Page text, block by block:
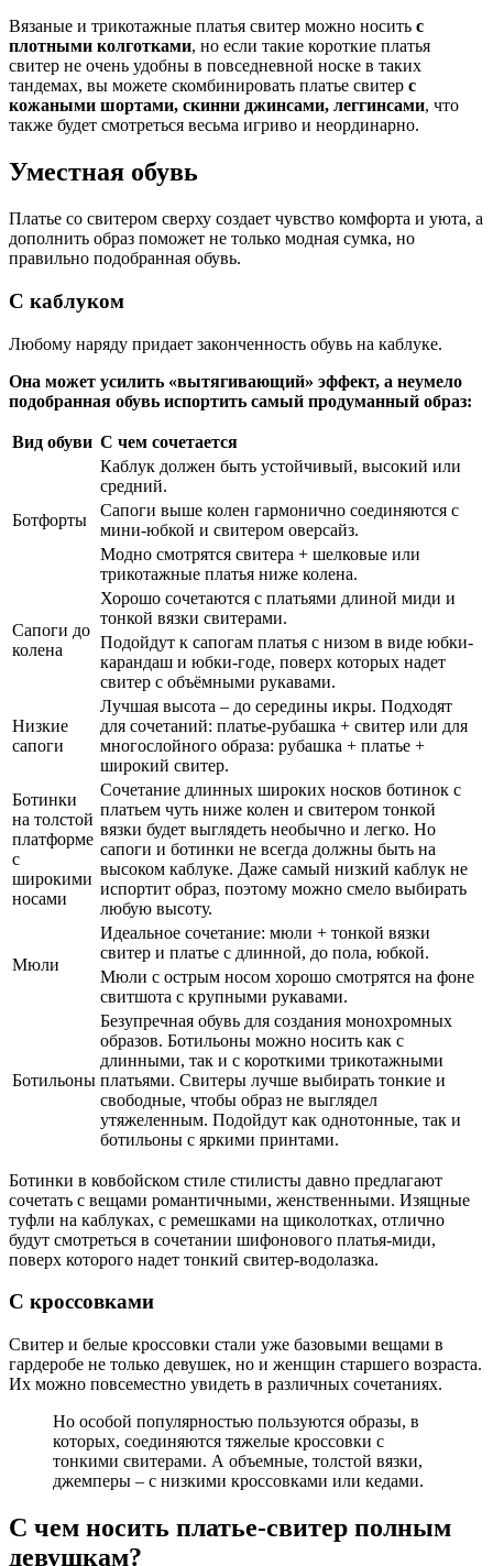
Вязаные и трикотажные платья свитер можно носить с
плотными колготками, но если такие короткие платья
свитер не очень удобны в повседневной носке в таких
тандемах, вы можете скомбинировать платье свитер с
кожаными шортами, скинни джинсами, леггинсами, что
также будет смотреться весьма игриво и неординарно.
Уместная обувь
Платье со свитером сверху создает чувство комфорта и уюта, а
дополнить образ поможет не только модная сумка, но
правильно подобранная обувь.
С каблуком
Любому наряду придает законченность обувь на каблуке.
Она может усилить «вытягивающий» эффект, а неумело
подобранная обувь испортить самый продуманный образ:
Вид обуви С чем сочетается
Ботфорты
Каблук должен быть устойчивый, высокий или
средний.
Сапоги выше колен гармонично соединяются с
мини-юбкой и свитером оверсайз.
Модно смотрятся свитера + шелковые или
трикотажные платья ниже колена.
Сапоги до
колена
Хорошо сочетаются с платьями длиной миди и
тонкой вязки свитерами.
Подойдут к сапогам платья с низом в виде юбки-
карандаш и юбки-годе, поверх которых надет
свитер с объёмными рукавами.
Низкие
сапоги
Лучшая высота – до середины икры. Подходят
для сочетаний: платье-рубашка + свитер или для
многослойного образа: рубашка + платье +
широкий свитер.
Ботинки
на толстой
платформе
с
широкими
носами
Сочетание длинных широких носков ботинок с
платьем чуть ниже колен и свитером тонкой
вязки будет выглядеть необычно и легко. Но
сапоги и ботинки не всегда должны быть на
высоком каблуке. Даже самый низкий каблук не
испортит образ, поэтому можно смело выбирать
любую высоту.
Мюли
Идеальное сочетание: мюли + тонкой вязки
свитер и платье с длинной, до пола, юбкой.
Мюли с острым носом хорошо смотрятся на фоне
свитшота с крупными рукавами.
Ботильоны
Безупречная обувь для создания монохромных
образов. Ботильоны можно носить как с
длинными, так и с короткими трикотажными
платьями. Свитеры лучше выбирать тонкие и
свободные, чтобы образ не выглядел
утяжеленным. Подойдут как однотонные, так и
ботильоны с яркими принтами.
Ботинки в ковбойском стиле стилисты давно предлагают
сочетать с вещами романтичными, женственными. Изящные
туфли на каблуках, с ремешками на щиколотках, отлично
будут смотреться в сочетании шифонового платья-миди,
поверх которого надет тонкий свитер-водолазка.
С кроссовками
Свитер и белые кроссовки стали уже базовыми вещами в
гардеробе не только девушек, но и женщин старшего возраста.
Их можно повсеместно увидеть в различных сочетаниях.
Но особой популярностью пользуются образы, в
которых, соединяются тяжелые кроссовки с
тонкими свитерами. А объемные, толстой вязки,
джемперы – с низкими кроссовками или кедами.
С чем носить платье-свитер полным
девушкам?